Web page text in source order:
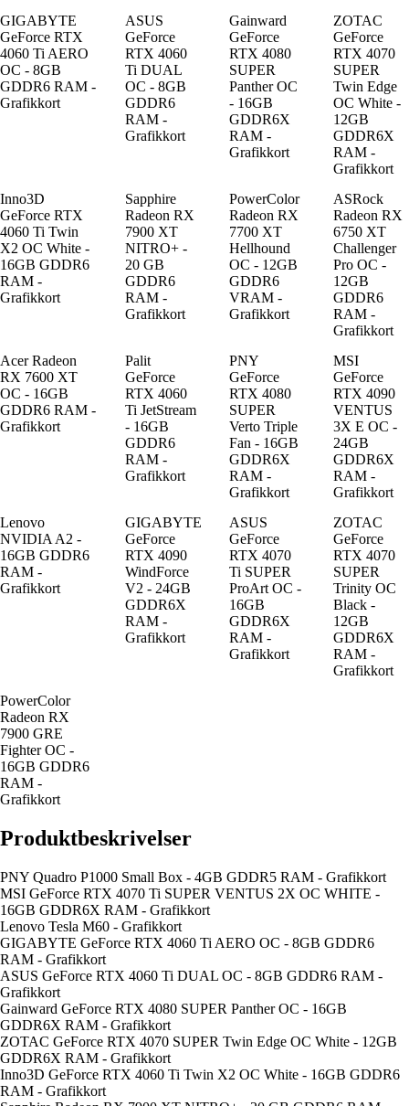
GIGABYTE
GeForce RTX
4060 Ti AERO
OC - 8GB
GDDR6 RAM -
Grafikkort
ASUS
GeForce
RTX 4060
Ti DUAL
OC - 8GB
GDDR6
RAM -
Grafikkort
Gainward
GeForce
RTX 4080
SUPER
Panther OC
- 16GB
GDDR6X
RAM -
Grafikkort
ZOTAC
GeForce
RTX 4070
SUPER
Twin Edge
OC White -
12GB
GDDR6X
RAM -
Grafikkort
Inno3D
GeForce RTX
4060 Ti Twin
X2 OC White -
16GB GDDR6
RAM -
Grafikkort
Sapphire
Radeon RX
7900 XT
NITRO+ -
20 GB
GDDR6
RAM -
Grafikkort
PowerColor
Radeon RX
7700 XT
Hellhound
OC - 12GB
GDDR6
VRAM -
Grafikkort
ASRock
Radeon RX
6750 XT
Challenger
Pro OC -
12GB
GDDR6
RAM -
Grafikkort
Acer Radeon
RX 7600 XT
OC - 16GB
GDDR6 RAM -
Grafikkort
Palit
GeForce
RTX 4060
Ti JetStream
- 16GB
GDDR6
RAM -
Grafikkort
PNY
GeForce
RTX 4080
SUPER
Verto Triple
Fan - 16GB
GDDR6X
RAM -
Grafikkort
MSI
GeForce
RTX 4090
VENTUS
3X E OC -
24GB
GDDR6X
RAM -
Grafikkort
Lenovo
NVIDIA A2 -
16GB GDDR6
RAM -
Grafikkort
GIGABYTE
GeForce
RTX 4090
WindForce
V2 - 24GB
GDDR6X
RAM -
Grafikkort
ASUS
GeForce
RTX 4070
Ti SUPER
ProArt OC -
16GB
GDDR6X
RAM -
Grafikkort
ZOTAC
GeForce
RTX 4070
SUPER
Trinity OC
Black -
12GB
GDDR6X
RAM -
Grafikkort
PowerColor
Radeon RX
7900 GRE
Fighter OC -
16GB GDDR6
RAM -
Grafikkort
Produktbeskrivelser
PNY Quadro P1000 Small Box - 4GB GDDR5 RAM - Grafikkort
MSI GeForce RTX 4070 Ti SUPER VENTUS 2X OC WHITE -
16GB GDDR6X RAM - Grafikkort
Lenovo Tesla M60 - Grafikkort
GIGABYTE GeForce RTX 4060 Ti AERO OC - 8GB GDDR6
RAM - Grafikkort
ASUS GeForce RTX 4060 Ti DUAL OC - 8GB GDDR6 RAM -
Grafikkort
Gainward GeForce RTX 4080 SUPER Panther OC - 16GB
GDDR6X RAM - Grafikkort
ZOTAC GeForce RTX 4070 SUPER Twin Edge OC White - 12GB
GDDR6X RAM - Grafikkort
Inno3D GeForce RTX 4060 Ti Twin X2 OC White - 16GB GDDR6
RAM - Grafikkort